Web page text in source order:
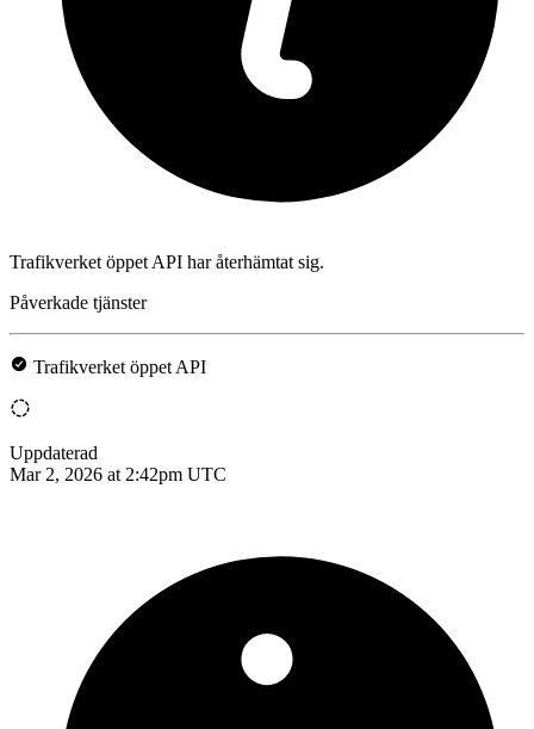
Trafikverket öppet API har återhämtat sig.
Påverkade tjänster
Trafikverket öppet API
Uppdaterad
Mar 2, 2026 at 2:42pm UTC